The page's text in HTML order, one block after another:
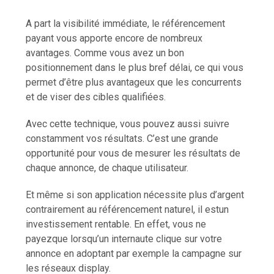
A part la visibilité immédiate, le référencement
payant vous apporte encore de nombreux
avantages. Comme vous avez un bon
positionnement dans le plus bref délai, ce qui vous
permet d’être plus avantageux que les concurrents
et de viser des cibles qualifiées.
Avec cette technique, vous pouvez aussi suivre
constamment vos résultats. C’est une grande
opportunité pour vous de mesurer les résultats de
chaque annonce, de chaque utilisateur.
Et même si son application nécessite plus d’argent
contrairement au référencement naturel, il estun
investissement rentable. En effet, vous ne
payezque lorsqu’un internaute clique sur votre
annonce en adoptant par exemple la campagne sur
les réseaux display.